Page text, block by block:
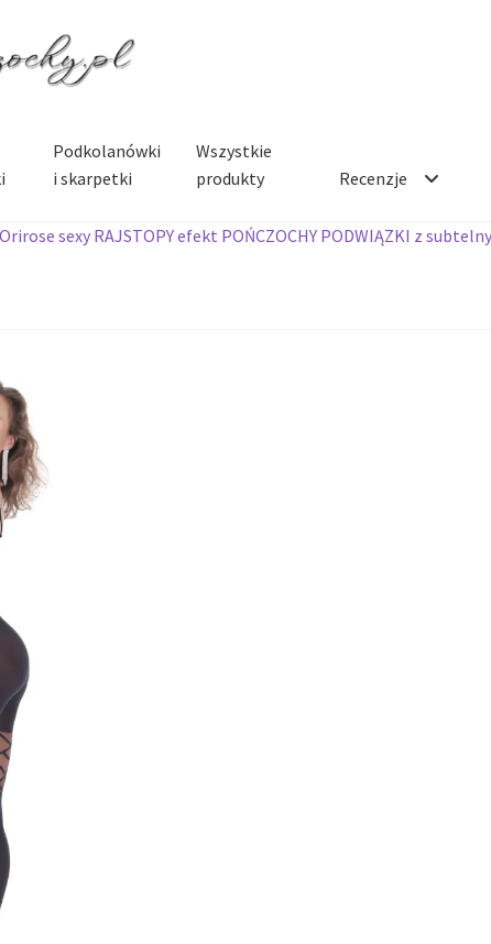
Podkolanówki
i skarpetki
Wszystkie
produkty
Recenzje
Orirose sexy RAJSTOPY efekt POŃCZOCHY PODWIĄZKI z